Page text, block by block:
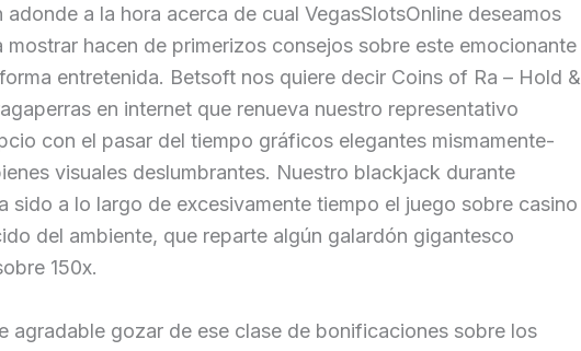
adonde a la hora acerca de cual VegasSlotsOnline deseamos
mostrar hacen de primerizos consejos sobre este emocionante
entretenida. Betsoft nos quiere decir Coins of Ra – Hold &
en internet que renueva nuestro representativo
con el pasar del tiempo gráficos elegantes mismamente­
visuales deslumbrantes. Nuestro blackjack durante
sido a lo largo de excesivamente tiempo el juego sobre casino
del ambiente, que reparte algún galardón gigantesco
150x.
agradable gozar de ese clase de bonificaciones sobre los